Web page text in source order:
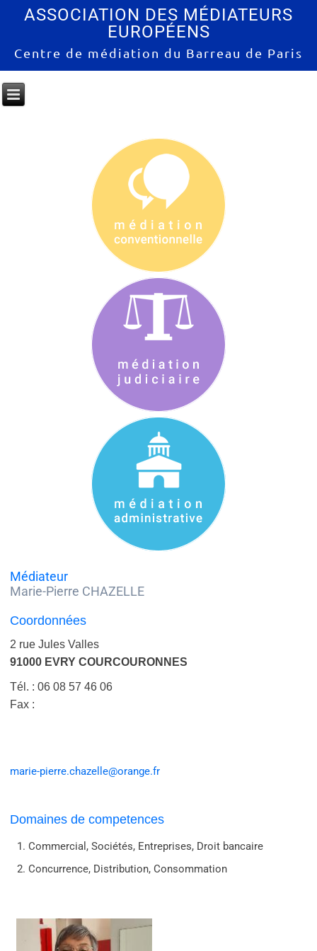
ASSOCIATION DES MÉDIATEURS
EUROPÉENS
Centre de médiation du Barreau de Paris
Médiateur
Marie-Pierre CHAZELLE
Coordonnées
2 rue Jules Valles
91000 EVRY COURCOURONNES
Tél. : 06 08 57 46 06
Fax :
marie-pierre.chazelle@orange.fr
Domaines de competences
Commercial, Sociétés, Entreprises, Droit bancaire
Concurrence, Distribution, Consommation